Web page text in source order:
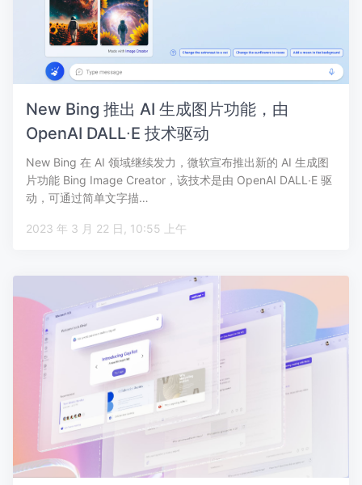
New Bing 推出 AI 生成图片功能，由
OpenAI DALL∙E 技术驱动
New Bing 在 AI 领域继续发力，微软宣布推出新的 AI 生成图
片功能 Bing Image Creator，该技术是由 OpenAI DALL∙E 驱
动，可通过简单文字描…
2023 年 3 月 22 日, 10:55 上午